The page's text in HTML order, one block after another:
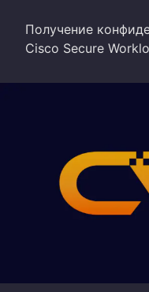
Получение
Cisco Secure